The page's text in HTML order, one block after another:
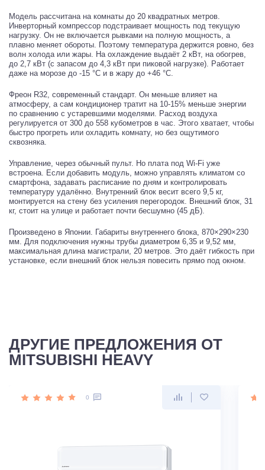
Модель рассчитана на комнаты до 20 квадратных метров.
Инверторный компрессор подстраивает мощность под текущую
нагрузку. Он не включается рывками на полную мощность, а
плавно меняет обороты. Поэтому температура держится ровно, без
волн холода или жары. На охлаждение выдаёт 2 кВт, на обогрев,
до 2,7 кВт (с запасом до 4,3 кВт при пиковой нагрузке). Работает
даже на морозе до -15 °C и в жару до +46 °C.
Фреон R32, современный стандарт. Он меньше влияет на
атмосферу, а сам кондиционер тратит на 10-15% меньше энергии
по сравнению с устаревшими моделями. Расход воздуха
регулируется от 300 до 558 кубометров в час. Этого хватает, чтобы
быстро прогреть или охладить комнату, но без ощутимого
сквозняка.
Управление, через обычный пульт. Но плата под Wi-Fi уже
встроена. Если добавить модуль, можно управлять климатом со
смартфона, задавать расписание по дням и контролировать
температуру удалённо. Внутренний блок весит всего 9,5 кг,
монтируется на стену без усиления перегородок. Внешний блок, 31
кг, стоит на улице и работает почти бесшумно (45 дБ).
Произведено в Японии. Габариты внутреннего блока, 870×290×230
мм. Для подключения нужны трубы диаметром 6,35 и 9,52 мм,
максимальная длина магистрали, 20 метров. Это даёт гибкость при
установке, если внешний блок нельзя повесить прямо под окном.
ДРУГИЕ ПРЕДЛОЖЕНИЯ ОТ
MITSUBISHI HEAVY
0